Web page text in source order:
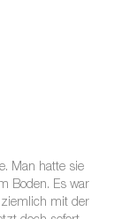
Man hatte sie
Boden. Es war
mit der